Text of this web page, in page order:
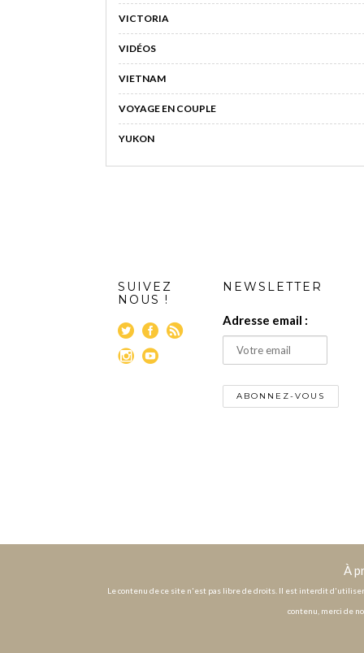
VICTORIA
VIDÉOS
VIETNAM
VOYAGE EN COUPLE
YUKON
SUIVEZ
NOUS !
NEWSLETTER
Adresse email :
À
Le contenu de ce site n'est pas libre de droits. Il est interdit
contenu, merci de